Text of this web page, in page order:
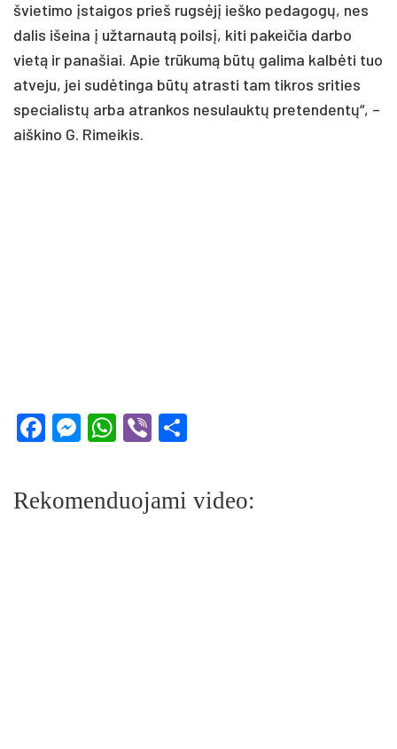
švie­ti­mo įstai­gos prie­š rugsėjį ieš­ko pe­da­gogų, nes
da­lis išei­na į už­tar­nautą poilsį, ki­ti pa­kei­čia dar­bo
vietą ir pa­na­šiai. Apie trūkumą būtų ga­li­ma kalbė­ti tuo
at­ve­ju, jei su­dėtin­ga būtų at­ras­ti tam tik­ros sri­ties
spe­cia­listų ar­ba at­ran­kos ne­su­lauktų pre­ten­dentų“, –
aiš­ki­no G. Ri­mei­kis.
Facebook
Messenger
WhatsApp
Viber
Rekomenduojami video: